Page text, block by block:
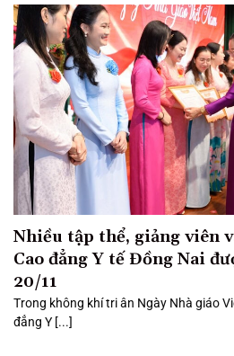
Nhiều tập thể, giảng viên
Cao đẳng Y tế Đồng Nai
20/11
Trong không khí tri ân Ngày Nhà giáo
đẳng Y [...]